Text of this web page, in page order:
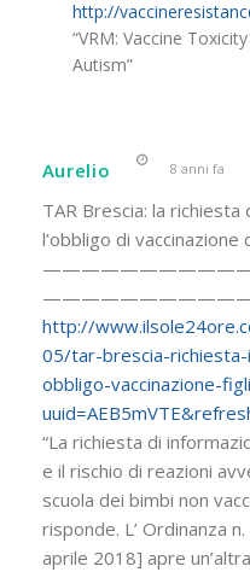
http://
“VRM: Vaccine
Autism”
Aurelio 8 anni fa
TAR Brescia: la
l’obbligo di vaccinazione
http://
05/tar-brescia-
obbligo-vaccinazione-
“La richiesta di
e il rischio di reazioni
scuola dei bimbi non
risponde. L’ Ordinanza
aprile 2018] apre